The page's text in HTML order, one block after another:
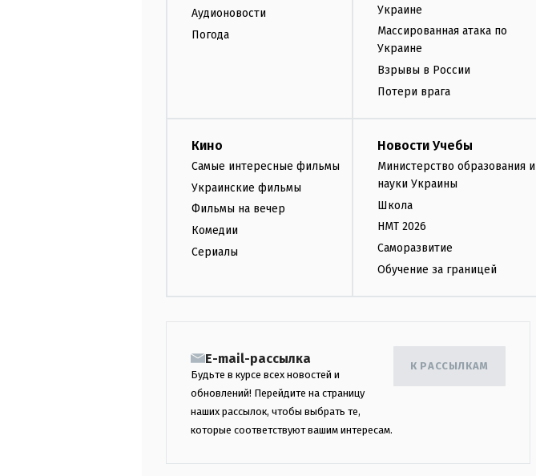
Аудионовости
Погода
Украине
Массированная атака по
Украине
Взрывы в России
Потери врага
Кино
Самые интересные фильмы
Украинские фильмы
Фильмы на вечер
Комедии
Сериалы
Новости Учебы
Министерство образования и
науки Украины
Школа
НМТ 2026
Саморазвитие
Обучение за границей
E-mail-рассылка
Будьте в курсе всех новостей и
обновлений! Перейдите на страницу
наших рассылок, чтобы выбрать те,
которые соответствуют вашим интересам.
К РАССЫЛКАМ